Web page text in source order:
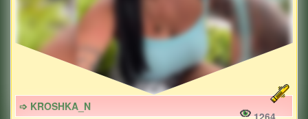
➩ KROSHKA_N
1264